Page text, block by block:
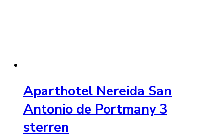
Aparthotel Nereida San
Antonio de Portmany 3
sterren